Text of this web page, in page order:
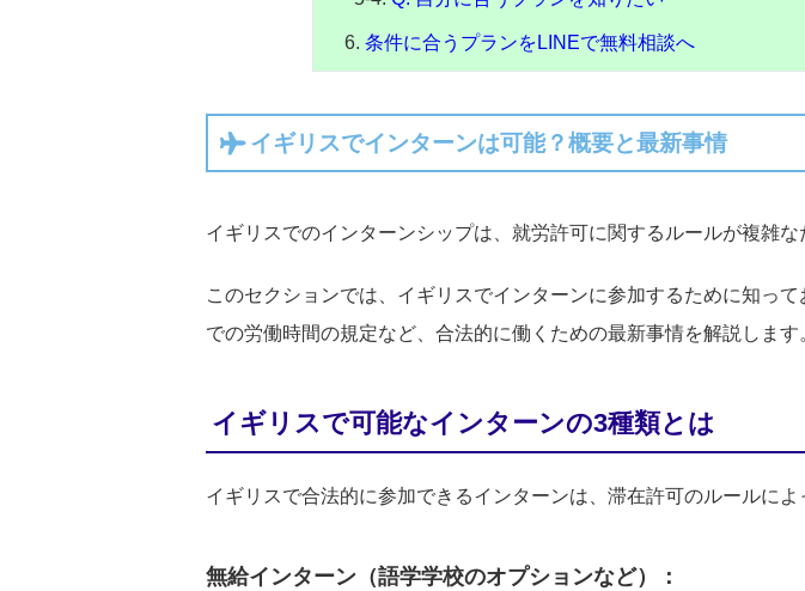
条件に合うプランをLINEで無料相談へ
イギリスでインターンは可能？概要と最新事情
イギリスでのインターンシップは、就労許可に関するルールが複雑
このセクションでは、イギリスでインターンに参加するために知っ
での労働時間の規定など、合法的に働くための最新事情を解説しま
イギリスで可能なインターンの3種類とは
イギリスで合法的に参加できるインターンは、滞在許可のルールに
無給インターン（語学学校のオプションなど）：